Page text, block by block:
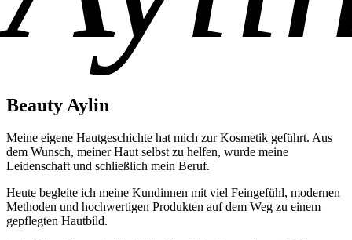
Beauty Aylin
Meine eigene Hautgeschichte hat mich zur Kosmetik geführt. Aus
dem Wunsch, meiner Haut selbst zu helfen, wurde meine
Leidenschaft und schließlich mein Beruf.
Heute begleite ich meine Kundinnen mit viel Feingefühl, modernen
Methoden und hochwertigen Produkten auf dem Weg zu einem
gepflegten Hautbild.